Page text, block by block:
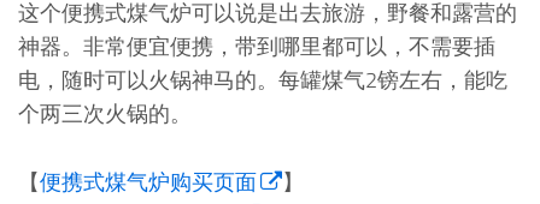
这个便携式煤气炉可以说是出去旅游，野餐和露营的
神器。非常便宜便携，带到哪里都可以，不需要插
电，随时可以火锅神马的。每罐煤气2镑左右，能吃
个两三次火锅的。
【便携式煤气炉购买页面
】